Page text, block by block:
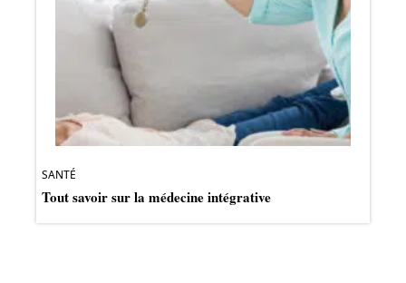
SANTÉ
Tout savoir sur la médecine intégrative